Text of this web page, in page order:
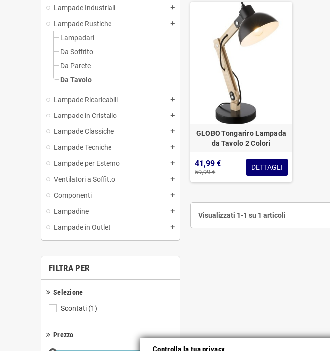
Lampade Industriali add
Lampade Rustiche add
Lampadari
Da Soffitto
Da Parete
Da Tavolo
Lampade Ricaricabili add
Lampade in Cristallo add
Lampade Classiche add
Lampade Tecniche add
Lampade per Esterno add
Ventilatori a Soffitto add
Componenti add
Lampadine add
Lampade in Outlet add
FILTRA PER
Selezione
Scontati (1)
Prezzo
GLOBO Tongariro Lampada
da Tavolo 2 Colori
41,99 €
59,99 €
DETTAGLI
Visualizzati 1-1 su 1 articoli
Controlla la tua privacy